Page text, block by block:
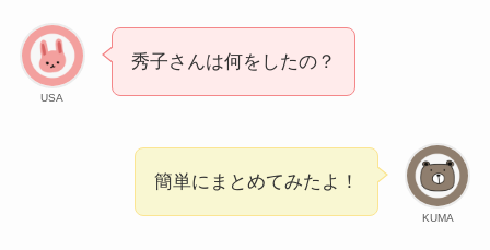
USA
秀子さんは何をしたの？
KUMA
簡単にまとめてみたよ！